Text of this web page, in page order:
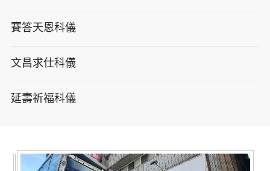
賽答天恩科儀
文昌求仕科儀
延壽祈福科儀